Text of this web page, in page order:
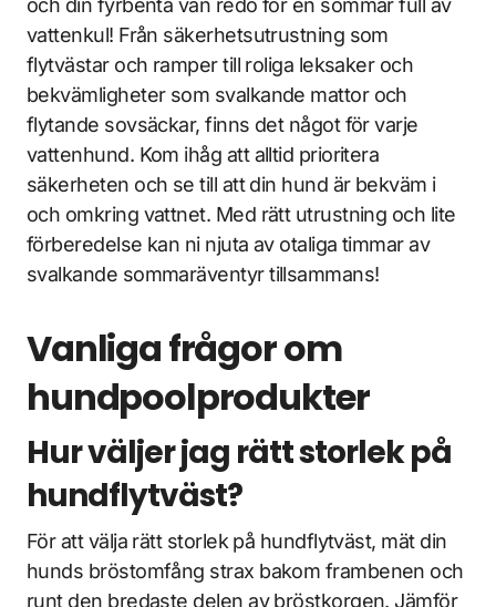
och din fyrbenta vän redo för en sommar full av
vattenkul! Från säkerhetsutrustning som
flytvästar och ramper till roliga leksaker och
bekvämligheter som svalkande mattor och
flytande sovsäckar, finns det något för varje
vattenhund. Kom ihåg att alltid prioritera
säkerheten och se till att din hund är bekväm i
och omkring vattnet. Med rätt utrustning och lite
förberedelse kan ni njuta av otaliga timmar av
svalkande sommaräventyr tillsammans!
Vanliga frågor om
hundpoolprodukter
Hur väljer jag rätt storlek på
hundflytväst?
För att välja rätt storlek på hundflytväst, mät din
hunds bröstomfång strax bakom frambenen och
runt den bredaste delen av bröstkorgen. Jämför